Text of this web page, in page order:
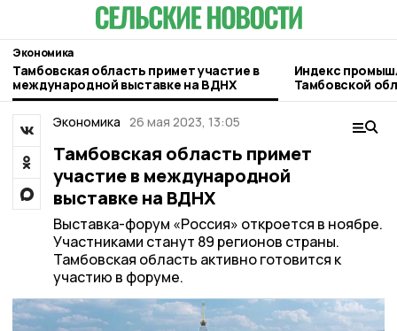
Экономика
Тамбовская область примет участие в
международной выставке на ВДНХ
Индекс
Тамбовской
Экономика 26 мая 2023, 13:05
Тамбовская область примет
участие в международной
выставке на ВДНХ
Выставка-форум «Россия» откроется в ноябре.
Участниками станут 89 регионов страны.
Тамбовская область активно готовится к
участию в форуме.